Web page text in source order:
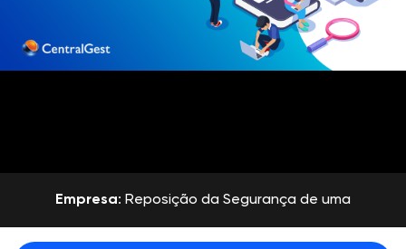
Empresa: Reposição da Segurança de uma